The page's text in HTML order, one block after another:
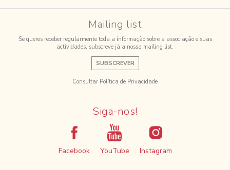
Mailing list
Se queres receber regularmente toda a informação sobre a associação e suas
actividades, subscreve já a nossa mailing list.
SUBSCREVER
Consultar Política de Privacidade
Siga-nos!
Facebook YouTube Instagram